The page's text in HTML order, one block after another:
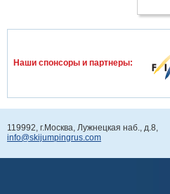
Наши спонcоры и партнеры:
119992, г.Москва, Лужнецкая наб., д.8,
info@skijumpingrus.com